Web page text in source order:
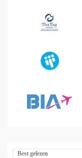
Best gelezen